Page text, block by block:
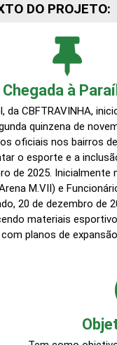
DO PROJETO:
Chegada à
da CBFTRAVINHA,
quinzena de
oficiais nos bairros
o esporte e a
de 2025. Inicialmente
M.VII) e
20 de dezembro de
materiais
planos de